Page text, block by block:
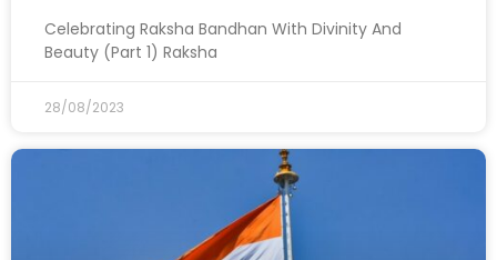
Celebrating Raksha Bandhan With Divinity And
Beauty (Part 1) Raksha
28/08/2023